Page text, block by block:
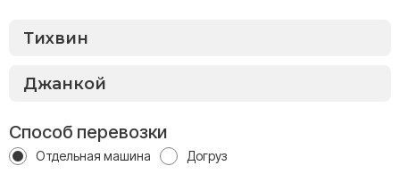
Способ перевозки
Отдельная машина Догруз